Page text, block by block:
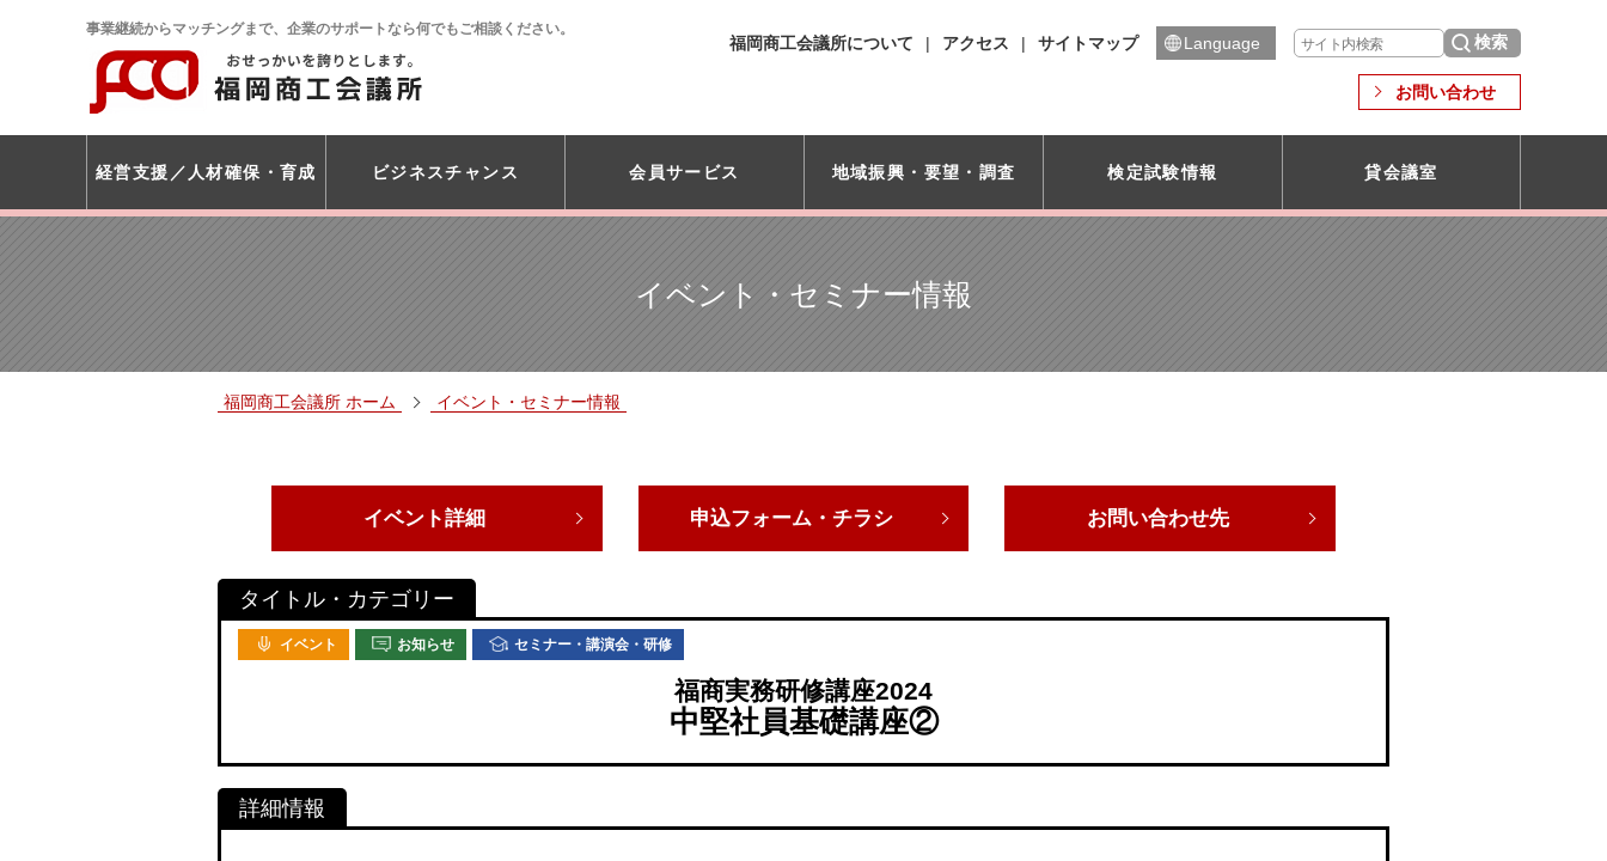
事業継続からマッチングまで、企業のサポートなら何でもご相談ください。
福岡商工会議所について アクセス サイトマップ Language
お問い合わせ
経営支援 人材確保・育成 ビジネスチャンス 会員サービス 地域振興・ 要望・調査 検定試験情報 貸会議室
イベント・セミナー情報
福岡商工会議所 ホーム イベント・セミナー情報
イベント詳細 申込フォーム・チラシ お問い合わせ先
イベント お知らせ セミナー・講演会・研修
福商実務研修講座2024
中堅社員基礎講座②